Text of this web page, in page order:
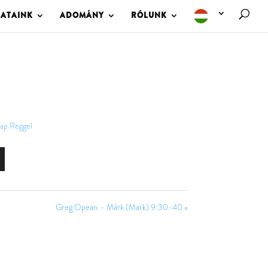
ADOMÁNY RÓLUNK
Reggel
Greg Opean – Márk (Mark) 9:30-40 »